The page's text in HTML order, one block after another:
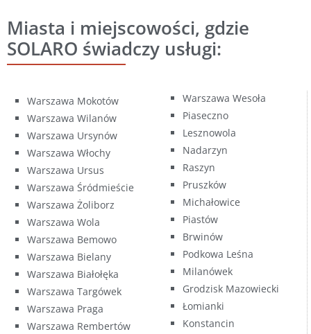
Miasta i miejscowości, gdzie
SOLARO świadczy usługi:
Warszawa Mokotów
Warszawa Wilanów
Warszawa Ursynów
Warszawa Włochy
Warszawa Ursus
Warszawa Śródmieście
Warszawa Żoliborz
Warszawa Wola
Warszawa Bemowo
Warszawa Bielany
Warszawa Białołęka
Warszawa Targówek
Warszawa Praga
Warszawa Rembertów
Warszawa Wesoła
Piaseczno
Lesznowola
Nadarzyn
Raszyn
Pruszków
Michałowice
Piastów
Brwinów
Podkowa Leśna
Milanówek
Grodzisk Mazowiecki
Łomianki
Konstancin